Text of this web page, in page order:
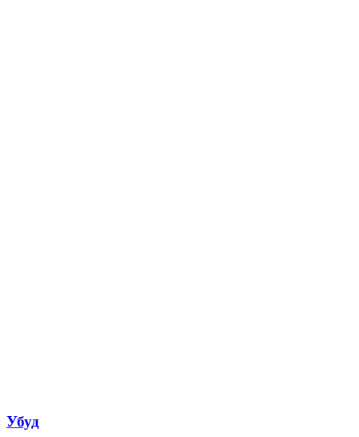
Убуд